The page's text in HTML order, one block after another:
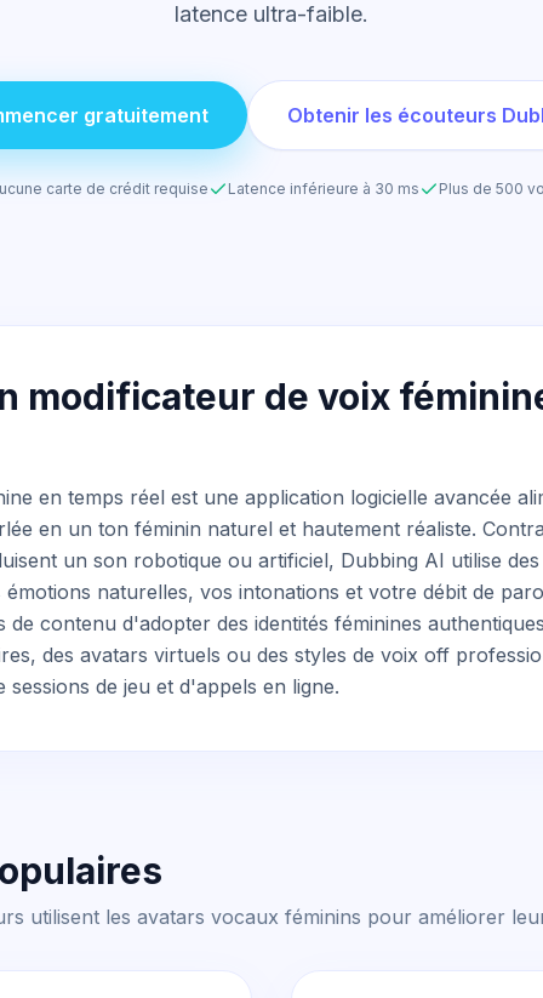
latence ultra-faible.
gratuitement Obtenir les écouteurs
carte de crédit requise Latence inférieure à 30 ms Plus de 500
modificateur de voix
en temps réel est une application logicielle avancée
en un ton féminin naturel et hautement réaliste.
un son robotique ou artificiel, Dubbing AI utilise
naturelles, vos intonations et votre débit de
contenu d'adopter des identités féminines
des avatars virtuels ou des styles de voix off
de jeu et d'appels en ligne.
utilisent les avatars vocaux féminins pour améliorer